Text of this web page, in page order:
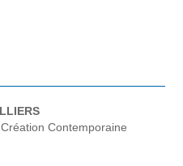
Contemporaine